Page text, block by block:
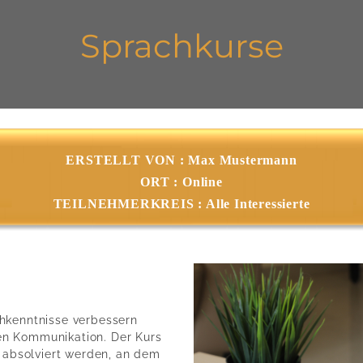
Sprachkurse
ERSTELLT VON : Max Mustermann
ORT : Online
TEILNEHMERKREIS : Alle Interessierte
verbessern
Kommunikation. Der Kurs
werden, an dem